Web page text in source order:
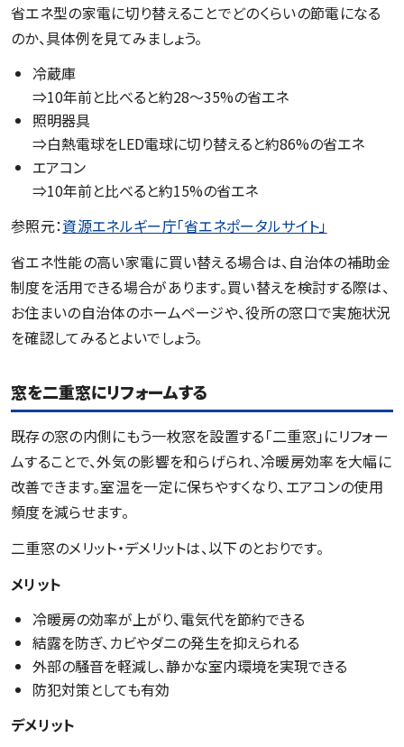
省エネ型の家電に切り替えることでどのくらいの節電になる
のか、具体例を見てみましょう。
冷蔵庫
⇒10年前と比べると約28〜35%の省エネ
照明器具
⇒白熱電球をLED電球に切り替えると約86%の省エネ
エアコン
⇒10年前と比べると約15%の省エネ
参照元：資源エネルギー庁「省エネポータルサイト」
省エネ性能の高い家電に買い替える場合は、自治体の補助金
制度を活用できる場合があります。買い替えを検討する際は、
お住まいの自治体のホームページや、役所の窓口で実施状況
を確認してみるとよいでしょう。
窓を二重窓にリフォームする
既存の窓の内側にもう一枚窓を設置する「二重窓」にリフォー
ムすることで、外気の影響を和らげられ、冷暖房効率を大幅に
改善できます。室温を一定に保ちやすくなり、エアコンの使用
頻度を減らせます。
二重窓のメリット・デメリットは、以下のとおりです。
メリット
冷暖房の効率が上がり、電気代を節約できる
結露を防ぎ、カビやダニの発生を抑えられる
外部の騒音を軽減し、静かな室内環境を実現できる
防犯対策としても有効
デメリット